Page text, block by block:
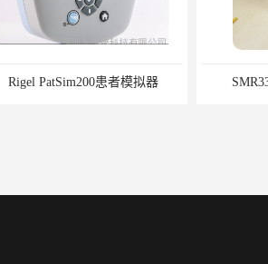
SMR330 SPECT性能模体